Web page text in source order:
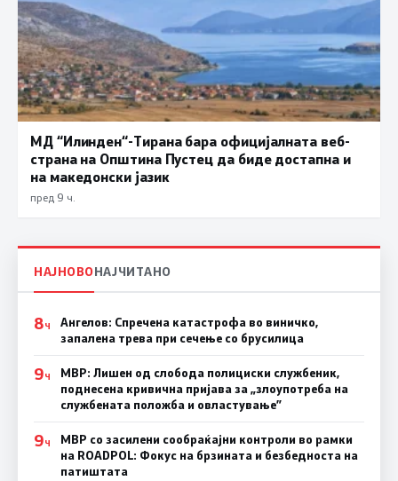
МД “Илинден“-Тирана бара официјалната веб-
страна на Општина Пустец да биде достапна и
на македонски јазик
пред 9 ч.
НАЈНОВОНАЈЧИТАНО
8Ч
Ангелов: Спречена катастрофа во виничко,
запалена трева при сечење со брусилица
9Ч
МВР: Лишен од слобода полициски службеник,
поднесена кривична пријава за „злоупотреба на
службената положба и овластување”
9Ч
МВР со засилени сообраќајни контроли во рамки
на ROADPOL: Фокус на брзината и безбедноста на
патиштата